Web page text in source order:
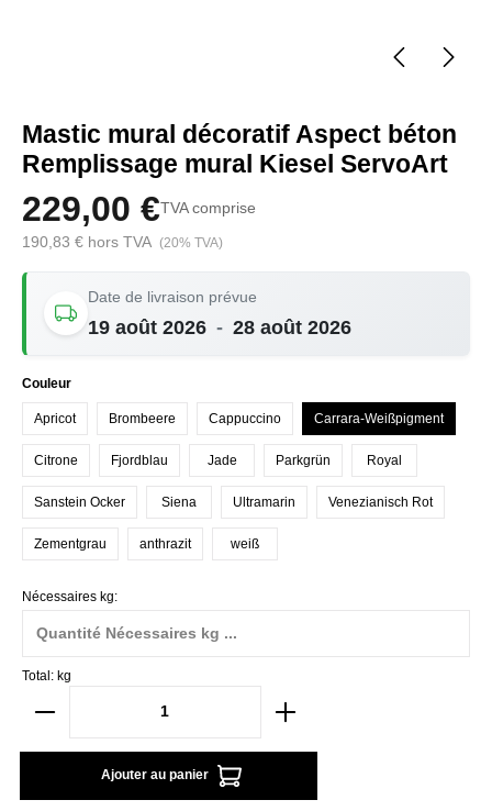
Mastic mural décoratif Aspect béton
Remplissage mural Kiesel ServoArt
229,00 €TVA comprise
190,83 € hors TVA (20% TVA)
Date de livraison prévue
19 août 2026 - 28 août 2026
Sélectionnez
Couleur
Apricot Brombeere Cappuccino Carrara-Weißpigment
Citrone Fjordblau Jade Parkgrün Royal
Sanstein Ocker Siena Ultramarin Venezianisch Rot
Zementgrau anthrazit weiß
Nécessaires kg:
Total: kg
Ajouter au panier